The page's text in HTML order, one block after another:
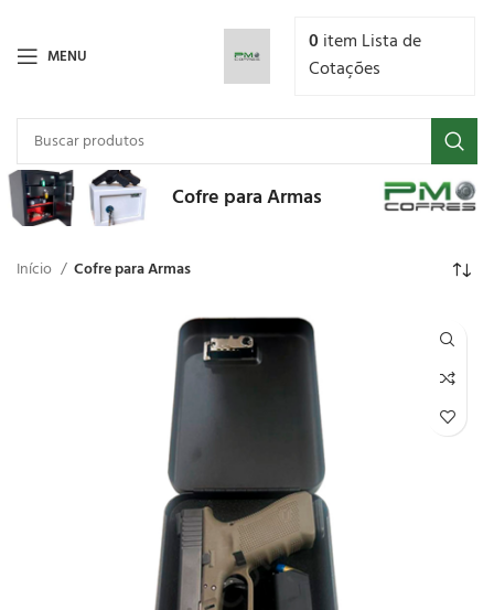
MENU 0 item Lista de
Cotações
Cofre para Armas
Início Cofre para Armas